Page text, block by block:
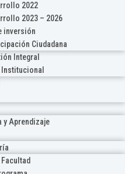
2022
2023 – 2026
inversión
Ciudadana
Integral
y Aprendizaje